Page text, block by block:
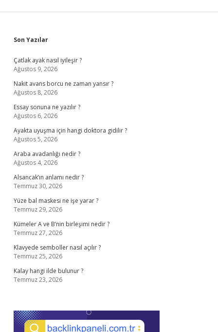
Sidebar
Son Yazılar
Çatlak ayak nasıl iyileşir ?
Ağustos 9, 2026
Nakit avans borcu ne zaman yansır ?
Ağustos 8, 2026
Essay sonuna ne yazılır ?
Ağustos 6, 2026
Ayakta uyuşma için hangi doktora gidilir ?
Ağustos 5, 2026
Araba avadanlığı nedir ?
Ağustos 4, 2026
Alsancak’ın anlamı nedir ?
Temmuz 30, 2026
Yüze bal maskesi ne işe yarar ?
Temmuz 29, 2026
Kümeler A ve B’nin birleşimi nedir ?
Temmuz 27, 2026
Klavyede semboller nasıl açılır ?
Temmuz 25, 2026
Kalay hangi ilde bulunur ?
Temmuz 23, 2026